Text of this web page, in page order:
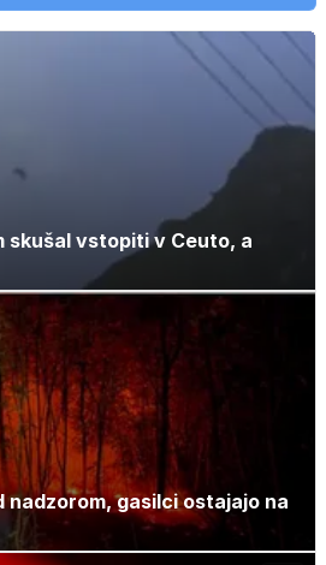
skušal vstopiti v Ceuto, a
nadzorom, gasilci ostajajo na